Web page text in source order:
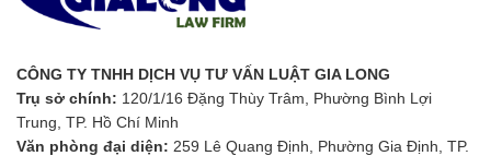
CÔNG TY TNHH DỊCH VỤ TƯ VẤN LUẬT GIA LONG
Trụ sở chính: 120/1/16 Đặng Thùy Trâm, Phường Bình Lợi
Trung, TP. Hồ Chí Minh
Văn phòng đại diện: 259 Lê Quang Định, Phường Gia Định, TP.